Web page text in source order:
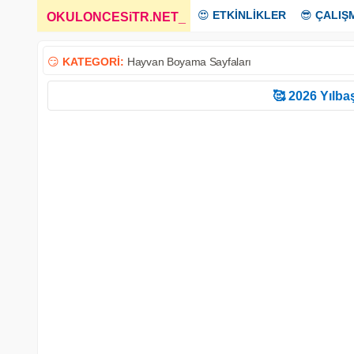
OKULONCESiTR.NET 😍 ETKİNLİKLER 😎
😏 KATEGORİ: Hayvan Boyama Sayfaları
🥰 2026